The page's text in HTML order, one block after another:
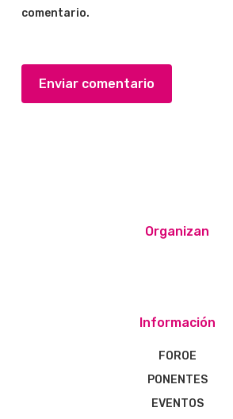
comentario.
Organizan
Información
FOROE
PONENTES
EVENTOS